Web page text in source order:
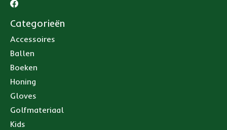
Categorieën
Accessoires
Ballen
Boeken
Honing
Gloves
Golfmateriaal
Kids